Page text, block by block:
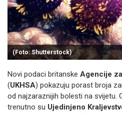
(Foto: Shutterstock)
Novi podaci britanske Agencije
(UKHSA) pokazuju porast broja
od najzaraznijih bolesti na svijetu.
trenutno su Ujedinjeno